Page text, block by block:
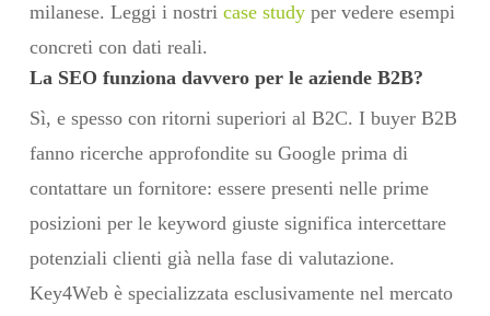
milanese. Leggi i nostri case studyper vedere esempi
concreti con dati reali.
La SEO funziona davvero per le aziende B2B?
Sì, e spesso con ritorni superiori al B2C. I buyer B2B
fanno ricerche approfondite su Google prima di
contattare un fornitore: essere presenti nelle prime
posizioni per le keyword giuste significa intercettare
potenziali clienti già nella fase di valutazione.
Key4Web è specializzata esclusivamente nel mercato